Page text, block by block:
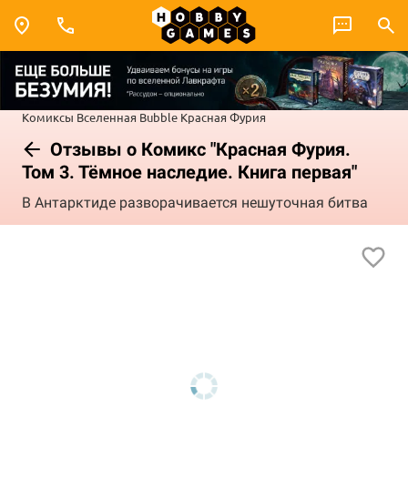
Комиксы Вселенная Bubble Красная Фурия
Отзывы о Комикс "Красная Фурия.
Том 3. Тёмное наследие. Книга первая"
В Антарктиде разворачивается нешуточная битва